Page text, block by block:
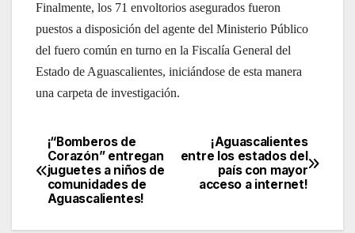
Finalmente, los 71 envoltorios asegurados fueron
puestos a disposición del agente del Ministerio Público
del fuero común en turno en la Fiscalía General del
Estado de Aguascalientes, iniciándose de esta manera
una carpeta de investigación.
Navegación
de
entradas
¡Aguascalientes
entre los estados del
país con mayor
acceso a internet!
¡“Bomberos de
Corazón” entregan
juguetes a niños de
comunidades de
Aguascalientes!